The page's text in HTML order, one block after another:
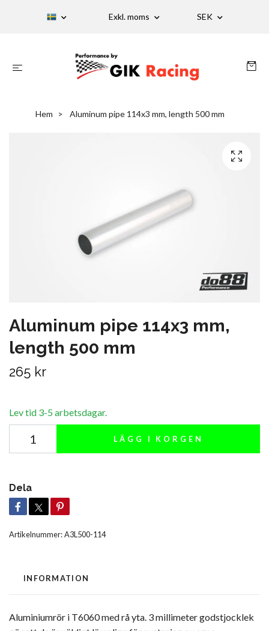
Exkl. moms SEK
Hem Aluminum pipe 114x3 mm, length 500 mm
Aluminum pipe 114x3 mm,
length 500 mm
265 kr
Lev tid 3-5 arbetsdagar.
LÄGG I KORGEN
Dela
Artikelnummer:A3L500-114
INFORMATION
Aluminiumrör i T6060 med rå yta. 3 millimeter godstjocklek